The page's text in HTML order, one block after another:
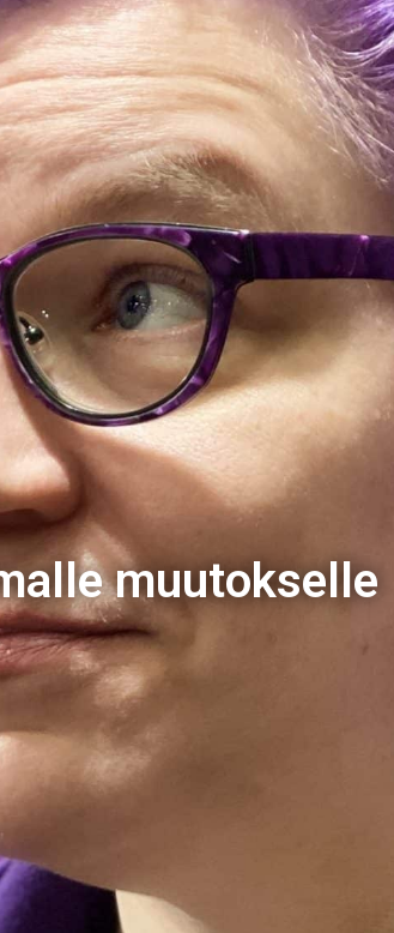
muutokselle